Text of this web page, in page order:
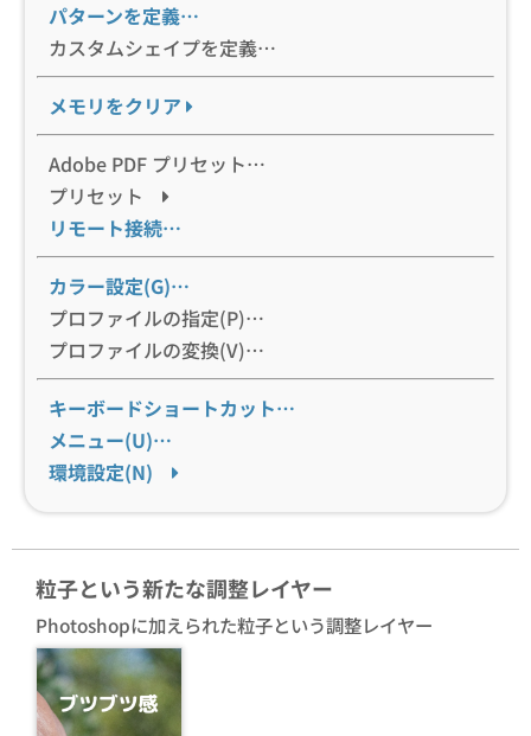
パターンを定義…
カスタムシェイプを定義…
メモリをクリア
Adobe PDF プリセット…
プリセット
リモート接続…
カラー設定(G)…
プロファイルの指定(P)…
プロファイルの変換(V)…
キーボードショートカット…
メニュー(U)…
環境設定(N)
粒子という新たな調整レイヤー
Photoshopに加えられた粒子という調整レイヤー